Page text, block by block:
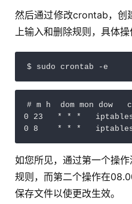
然后通过修改crontab，创
上输入和删除规则，具体操
$ sudo crontab -e
# m h  dom mon dow
0 23   * * *   iptables
0 8    * * *   iptables
如您所见，通过第一个操
规则，而第二个操作在
保存文件以使更改生效。